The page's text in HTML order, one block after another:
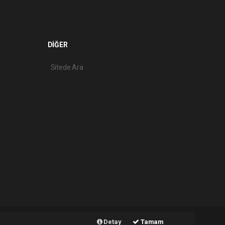
Detay Tamam
DİĞER
Sitede Ara
Haber Yazılımı: Web Aksiyon ®